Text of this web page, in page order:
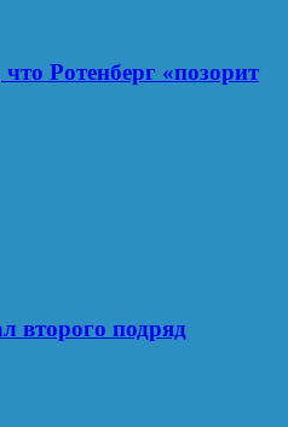
Ротенберг «позорит
второго подряд